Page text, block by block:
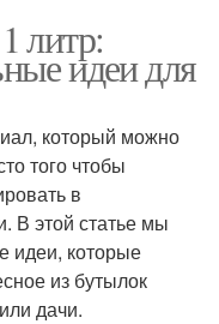
литр:
идеи для
который можно
того чтобы
в
В этой статье мы
идеи, которые
из бутылок
дачи.